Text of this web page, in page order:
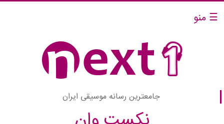
☰ منو
جامعترین رسانه موسیقی ایران